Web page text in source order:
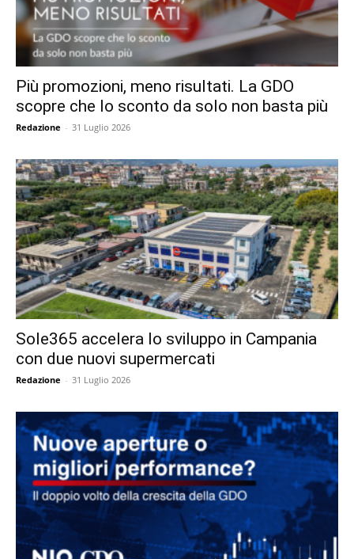
Più promozioni, meno risultati. La GDO
scopre che lo sconto da solo non basta più
Redazione - 31 Luglio 2026
Sole365 accelera lo sviluppo in Campania
con due nuovi supermercati
Redazione - 31 Luglio 2026